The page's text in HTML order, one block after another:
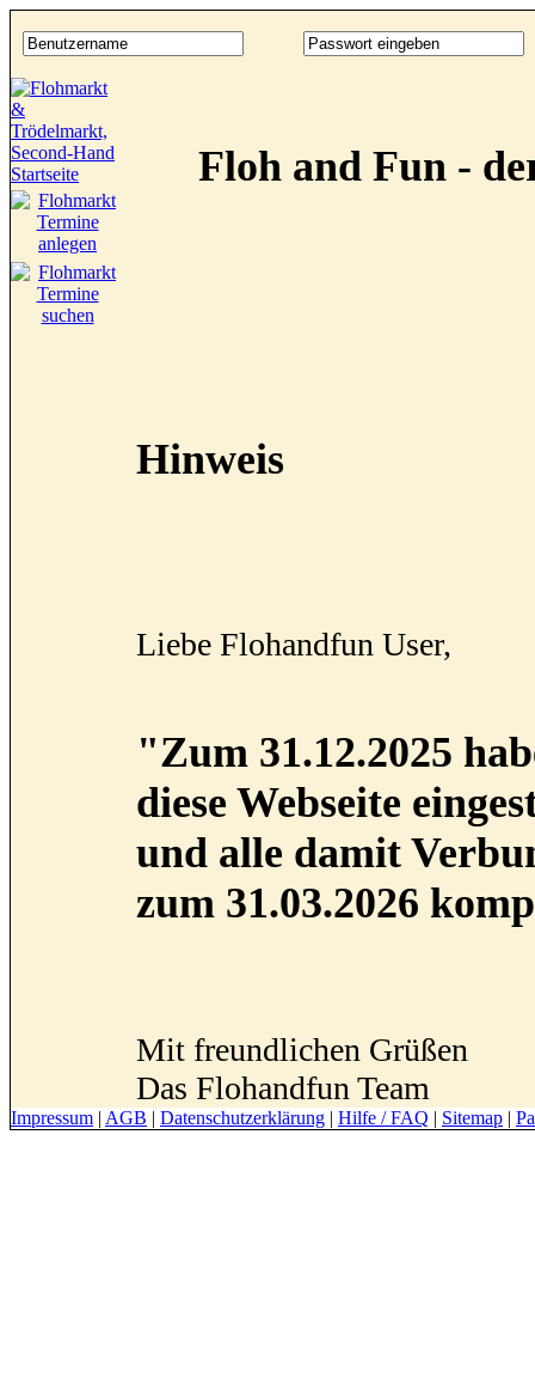
Floh and Fun -
Hinweis
Liebe Flohandfun User,
"Zum 31.12.2025
diese Webseite
und alle damit
zum 31.03.2026
Mit freundlichen Grüßen
Das Flohandfun Team
Impressum | AGB | Datenschutzerklärung | Hilfe / FAQ | Sitemap |